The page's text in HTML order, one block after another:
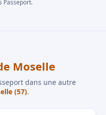
Passeport.
Moselle
dans une autre
(57).